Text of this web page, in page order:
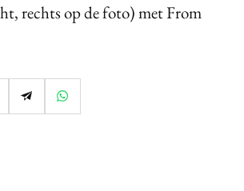
rechts op de foto) met From